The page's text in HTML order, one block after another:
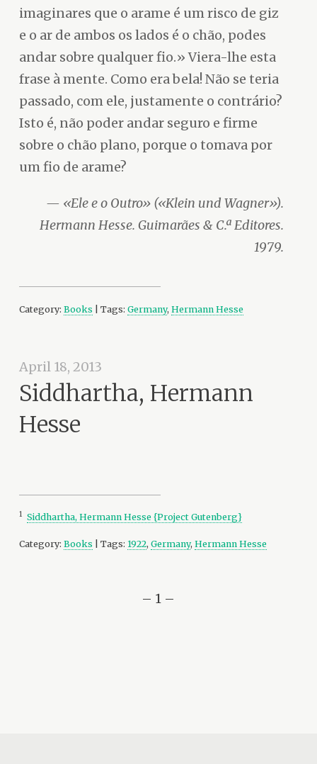
imaginares que o arame é um risco de giz
e o ar de ambos os lados é o chão, podes
andar sobre qualquer fio.» Viera-lhe esta
frase à mente. Como era bela! Não se teria
passado, com ele, justamente o contrário?
Isto é, não poder andar seguro e firme
sobre o chão plano, porque o tomava por
um fio de arame?
«Ele e o Outro» («Klein und Wagner»).
Hermann Hesse. Guimarães & C.ª Editores.
1979.
Category:Books | Tags:Germany,Hermann Hesse
April 18, 2013
Siddhartha, Hermann
Hesse
1 Siddhartha, Hermann Hesse {Project Gutenberg}
Category:Books | Tags: 1922,Germany,Hermann Hesse
– 1 –